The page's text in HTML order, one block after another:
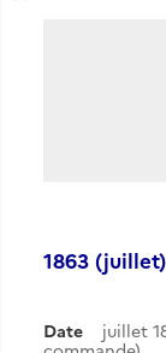
1863
Date juillet